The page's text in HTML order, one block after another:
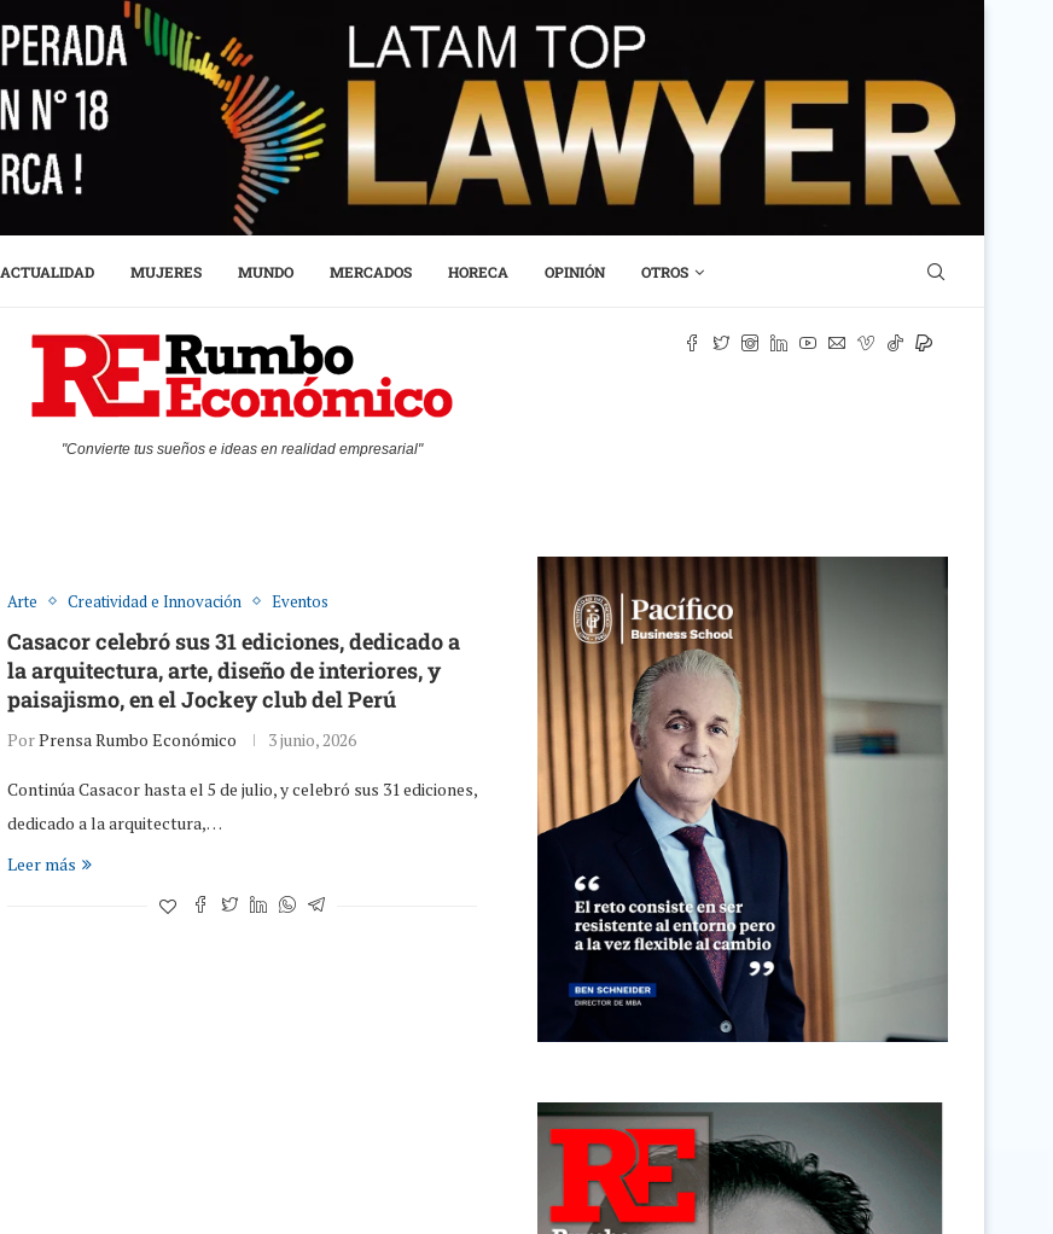
ACTUALIDAD MUJERES MUNDO MERCADOS HORECA OPINIÓN OTROS
"Convierte tus sueños e ideas en realidad empresarial"
Arte Creatividad e Innovación Eventos
Casacor celebró sus 31 ediciones, dedicado a
la arquitectura, arte, diseño de interiores, y
paisajismo, en el Jockey club del Perú
PorPrensa Rumbo Económico 3 junio, 2026
Continúa Casacor hasta el 5 de julio, y celebró sus 31 ediciones,
dedicado a la arquitectura,…
Leer más